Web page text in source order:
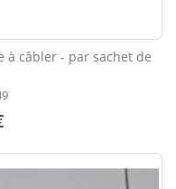
à câbler - par sachet de